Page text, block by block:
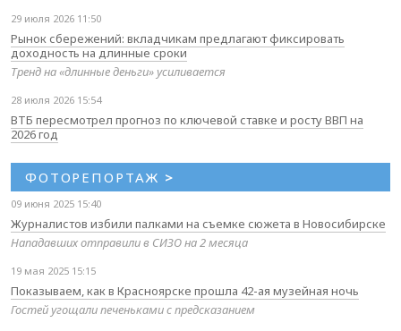
29 июля 2026 11:50
Рынок сбережений: вкладчикам предлагают фиксировать
доходность на длинные сроки
Тренд на «длинные деньги» усиливается
28 июля 2026 15:54
ВТБ пересмотрел прогноз по ключевой ставке и росту ВВП на
2026 год
ФОТОРЕПОРТАЖ >
09 июня 2025 15:40
Журналистов избили палками на съемке сюжета в Новосибирске
Нападавших отправили в СИЗО на 2 месяца
19 мая 2025 15:15
Показываем, как в Красноярске прошла 42-ая музейная ночь
Гостей угощали печеньками с предсказанием